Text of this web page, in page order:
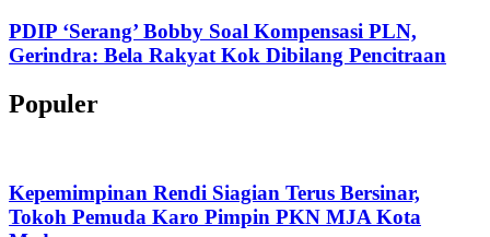
PDIP ‘Serang’ Bobby Soal Kompensasi PLN,
Gerindra: Bela Rakyat Kok Dibilang Pencitraan
Populer
Kepemimpinan Rendi Siagian Terus Bersinar,
Tokoh Pemuda Karo Pimpin PKN MJA Kota